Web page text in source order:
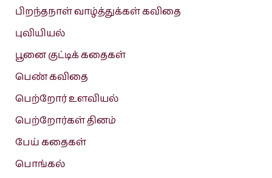
பிறந்தநாள் வாழ்த்துக்கள் கவிதை
புவியியல்
பூனை குட்டிக் கதைகள்
பெண் கவிதை
பெற்றோர் உளவியல்
பெற்றோர்கள் தினம்
பேய் கதைகள்
பொங்கல்